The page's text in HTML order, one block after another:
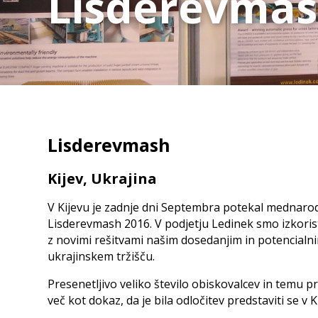
Multiplan
S120 - S250
Linije za izdelavo dolžinskega spoja iz masivnega
Linija za proizvodnjo masivnega konstrukcijskega lesa
Dvižno zvračalni razlagalnik
Vakumski razlagalnik
Vstopne in izstopne rešitve za
Powerfeed
Izstopni in upočasnjevalni trakovi
Prečni transport
Razvrščanje po kakovosti
Merilnik vlage
Prepoznavanje konkavnosti in letnic
Talni
Etažni
Lisderevmash
Kijev, Ukrajina
V Kijevu je zadnje dni Septembra potekal
Lisderevmash 2016. V podjetju Ledinek smo
z novimi rešitvami našim dosedanjim in
ukrajinskem tržišču.
Presenetljivo veliko število obiskovalcev in temu
več kot dokaz, da je bila odločitev predstaviti se v